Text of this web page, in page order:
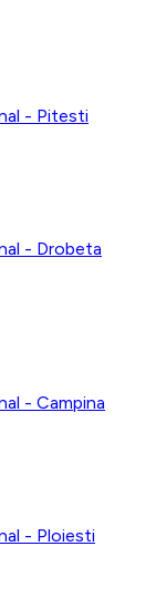
- Pitesti
- Drobeta
- Campina
- Ploiesti